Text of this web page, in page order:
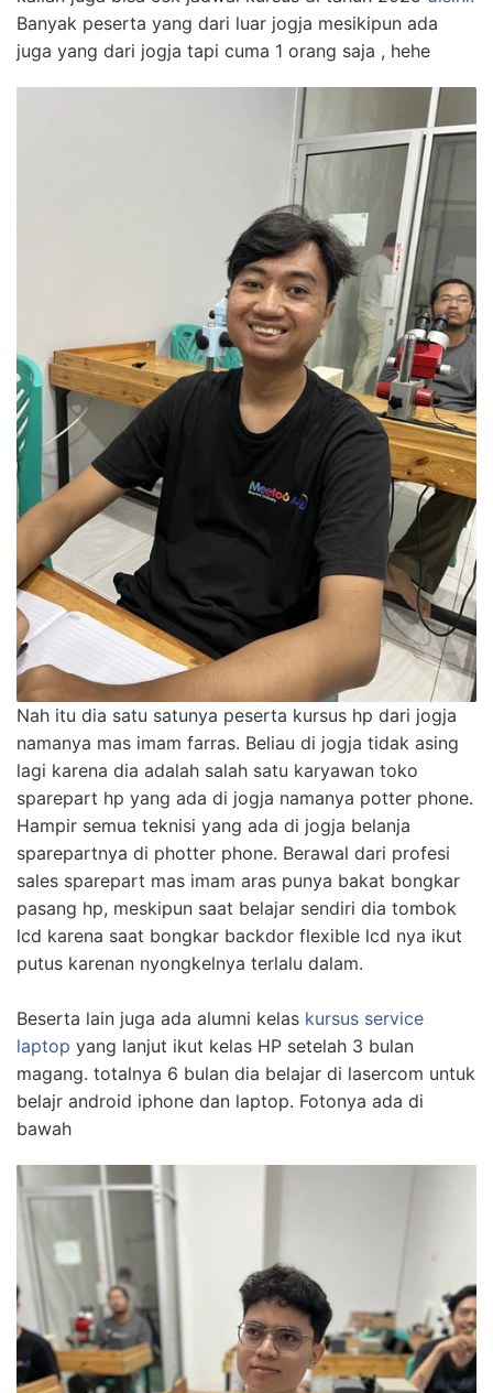
Banyak peserta yang dari luar jogja mesikipun ada
juga yang dari jogja tapi cuma 1 orang saja , hehe
Nah itu dia satu satunya peserta kursus hp dari jogja
namanya mas imam farras. Beliau di jogja tidak asing
lagi karena dia adalah salah satu karyawan toko
sparepart hp yang ada di jogja namanya potter phone.
Hampir semua teknisi yang ada di jogja belanja
sparepartnya di photter phone. Berawal dari profesi
sales sparepart mas imam aras punya bakat bongkar
pasang hp, meskipun saat belajar sendiri dia tombok
lcd karena saat bongkar backdor flexible lcd nya ikut
putus karenan nyongkelnya terlalu dalam.
Beserta lain juga ada alumni kelas kursus service
laptop yang lanjut ikut kelas HP setelah 3 bulan
magang. totalnya 6 bulan dia belajar di lasercom untuk
belajr android iphone dan laptop. Fotonya ada di
bawah